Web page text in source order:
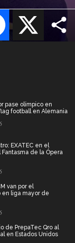
X
Facebook
pase olímpico en
football en Alemania
EXATEC en el
de la Ópera
van por el
en liga mayor de
de PrepaTec Qro al
en Estados Unidos